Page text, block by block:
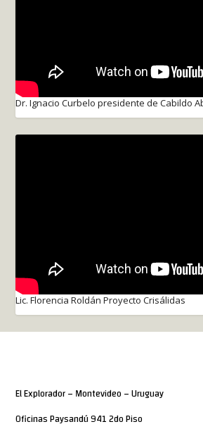
Dr. Ignacio Curbelo presidente de Cabildo
Lic. Florencia Roldán Proyecto Crisálidas
El Explorador – Montevideo – Uruguay
Oficinas Paysandú 941 2do Piso